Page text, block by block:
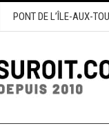
PONT DE L’ÎLE-AUX-